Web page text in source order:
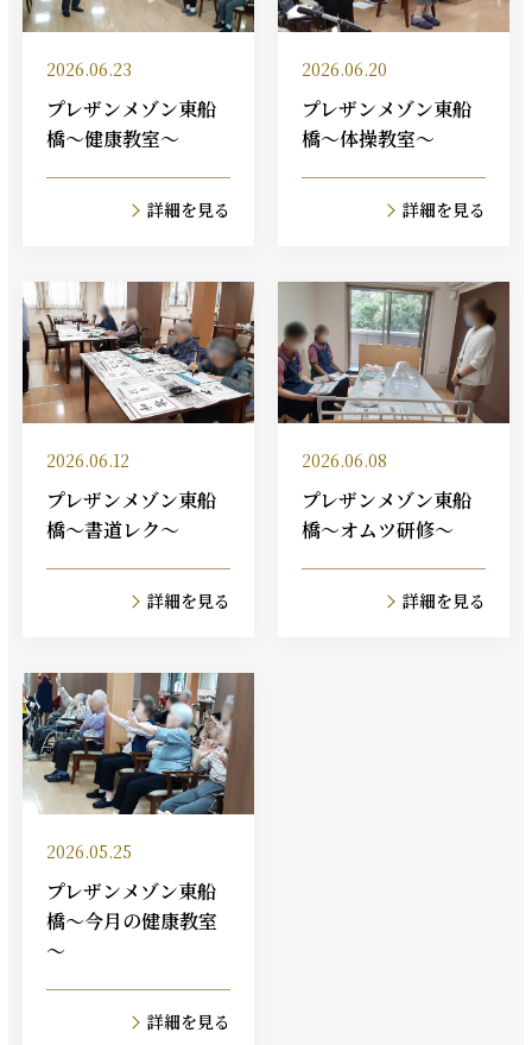
2026.06.23
プレザンメゾン東船
橋～健康教室～
詳細を見る
2026.06.20
プレザンメゾン東船
橋～体操教室～
詳細を見る
2026.06.12
プレザンメゾン東船
橋～書道レク～
詳細を見る
2026.06.08
プレザンメゾン東船
橋～オムツ研修～
詳細を見る
2026.05.25
プレザンメゾン東船
橋～今月の健康教室
～
詳細を見る